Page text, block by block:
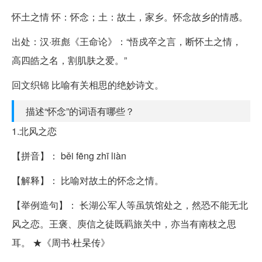
怀土之情 怀：怀念；土：故土，家乡。怀念故乡的情感。
出处：汉·班彪《王命论》：“悟戍卒之言，断怀土之情，
高四皓之名，割肌肤之爱。”
回文织锦 比喻有关相思的绝妙诗文。
描述“怀念”的词语有哪些？
1.北风之恋
【拼音】： běi fēng zhī liàn
【解释】： 比喻对故土的怀念之情。
【举例造句】： 长湖公军人等虽筑馆处之，然恐不能无北
风之恋。王褒、庾信之徒既羁旅关中，亦当有南枝之思
耳。 ★《周书·杜杲传》